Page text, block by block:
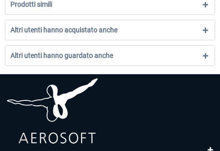
Prodotti simili
Altri utenti hanno acquistato anche
Altri utenti hanno guardato anche